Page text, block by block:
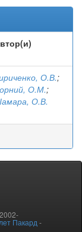
О.В.;
О.М.;
О.В.
Пакард -